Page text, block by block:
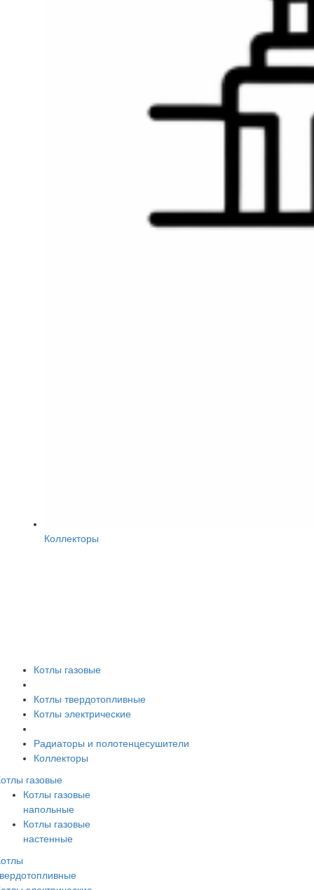
Коллекторы
Котлы газовые
Котлы твердотопливные
Котлы электрические
Радиаторы и полотенцесушители
Коллекторы
газовые
Котлы газовые
напольные
Котлы газовые
настенные